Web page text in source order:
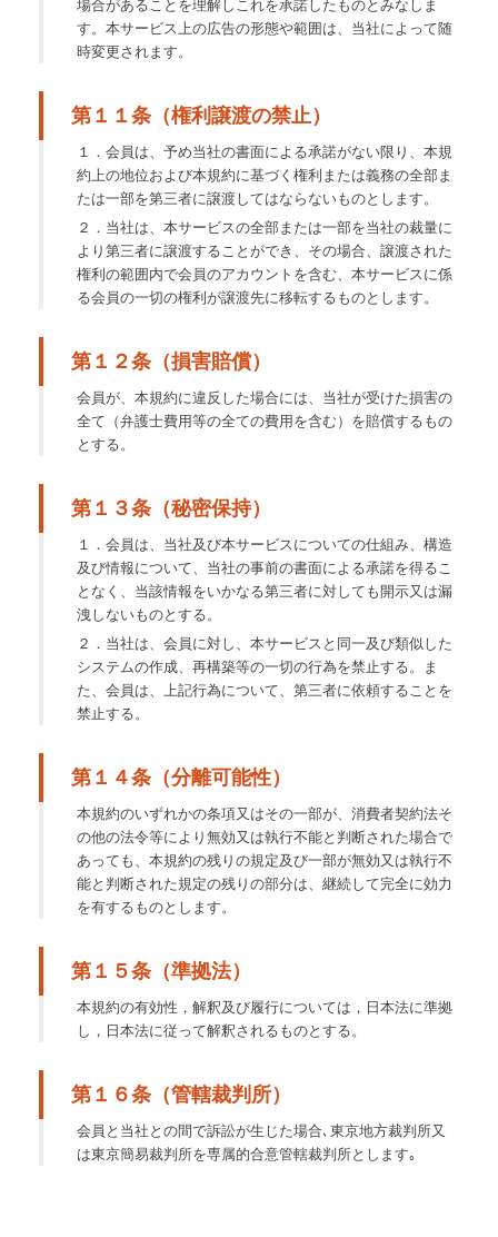
場合があることを理解しこれを承諾したものとみなしま
す。本サービス上の広告の形態や範囲は、当社によって随
時変更されます。
第１１条（権利譲渡の禁止）
１．会員は、予め当社の書面による承諾がない限り、本規
約上の地位および本規約に基づく権利または義務の全部ま
たは一部を第三者に譲渡してはならないものとします。
２．当社は、本サービスの全部または一部を当社の裁量に
より第三者に譲渡することができ、その場合、譲渡された
権利の範囲内で会員のアカウントを含む、本サービスに係
る会員の一切の権利が譲渡先に移転するものとします。
第１２条（損害賠償）
会員が、本規約に違反した場合には、当社が受けた損害の
全て（弁護士費用等の全ての費用を含む）を賠償するもの
とする。
第１３条（秘密保持）
１．会員は、当社及び本サービスについての仕組み、構造
及び情報について、当社の事前の書面による承諾を得るこ
となく、当該情報をいかなる第三者に対しても開示又は漏
洩しないものとする。
２．当社は、会員に対し、本サービスと同一及び類似した
システムの作成、再構築等の一切の行為を禁止する。ま
た、会員は、上記行為について、第三者に依頼することを
禁止する。
第１４条（分離可能性）
本規約のいずれかの条項又はその一部が、消費者契約法そ
の他の法令等により無効又は執行不能と判断された場合で
あっても、本規約の残りの規定及び一部が無効又は執行不
能と判断された規定の残りの部分は、継続して完全に効力
を有するものとします。
第１５条（準拠法）
本規約の有効性，解釈及び履行については，日本法に準拠
し，日本法に従って解釈されるものとする。
第１６条（管轄裁判所）
会員と当社との間で訴訟が生じた場合､東京地方裁判所又
は東京簡易裁判所を専属的合意管轄裁判所とします｡